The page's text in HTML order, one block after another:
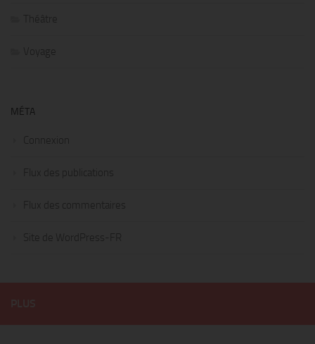
Théâtre
Voyage
MÉTA
Connexion
Flux des publications
Flux des commentaires
Site de WordPress-FR